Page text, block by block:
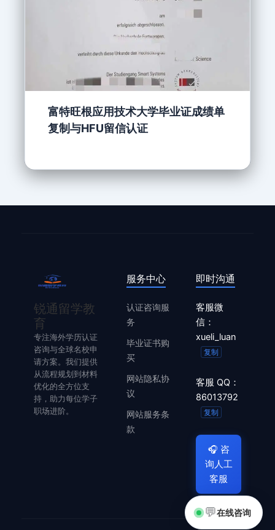
富特旺根应用技术大学毕业证成绩单
复制与HFU留信认证
锐通留学教
育
专注海外学历认证
咨询与全球名校申
请方案。我们提供
从流程规划到材料
优化的全方位支
持，助力每位学子
职场进阶。
服务中心
认证咨询服
务
毕业证书购
买
网站隐私协
议
网站服务条
款
即时沟通
客服微
信：
xueli_luan
复制
客服 QQ：
86013792
复制
🎧 咨
询人工
客服
💬在线咨询